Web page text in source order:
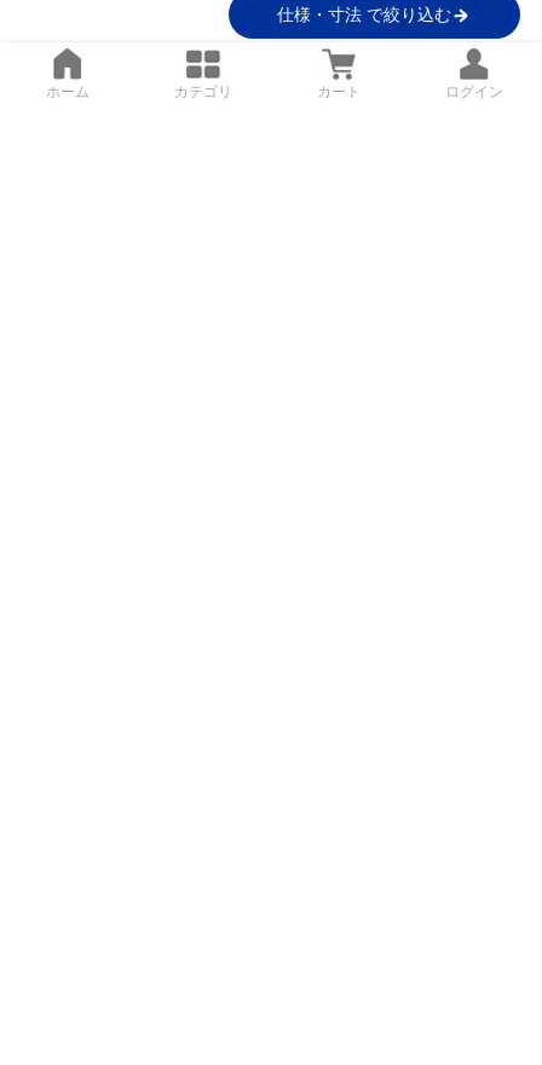
仕様・寸法 で絞り込む
ホーム カテゴリ カート ログイン